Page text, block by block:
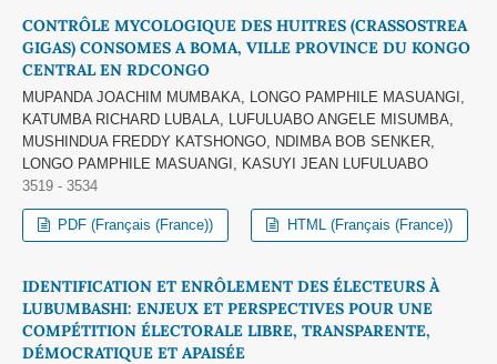
CONTRÔLE MYCOLOGIQUE DES HUITRES (CRASSOSTREA
GIGAS) CONSOMES A BOMA, VILLE PROVINCE DU KONGO
CENTRAL EN RDCONGO
MUPANDA JOACHIM MUMBAKA, LONGO PAMPHILE MASUANGI,
KATUMBA RICHARD LUBALA, LUFULUABO ANGELE MISUMBA,
MUSHINDUA FREDDY KATSHONGO, NDIMBA BOB SENKER,
LONGO PAMPHILE MASUANGI, KASUYI JEAN LUFULUABO
3519 - 3534
PDF (Français (France)) HTML (Français (France))
IDENTIFICATION ET ENRÔLEMENT DES ÉLECTEURS À
LUBUMBASHI: ENJEUX ET PERSPECTIVES POUR UNE
COMPÉTITION ÉLECTORALE LIBRE, TRANSPARENTE,
DÉMOCRATIQUE ET APAISÉE